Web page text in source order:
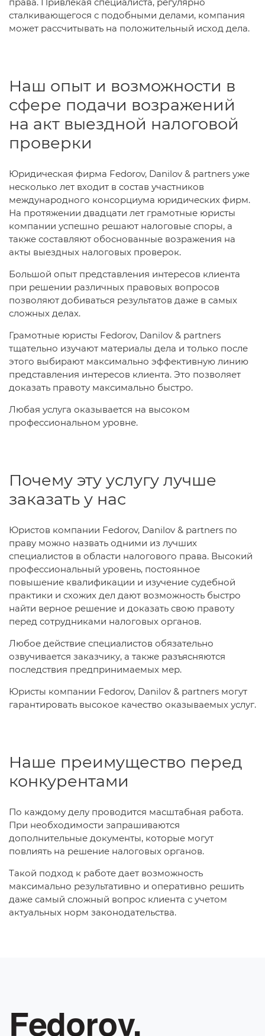
сталкивающегося с подобными делами, компания
может рассчитывать на положительный исход дела.
Наш опыт и возможности в
сфере подачи возражений
на акт выездной налоговой
проверки
Юридическая фирма Fedorov, Danilov & partners уже
несколько лет входит в состав участников
международного консорциума юридических фирм.
На протяжении двадцати лет грамотные юристы
компании успешно решают налоговые споры, а
также составляют обоснованные возражения на
акты выездных налоговых проверок.
Большой опыт представления интересов клиента
при решении различных правовых вопросов
позволяют добиваться результатов даже в самых
сложных делах.
Грамотные юристы Fedorov, Danilov & partners
тщательно изучают материалы дела и только после
этого выбирают максимально эффективную линию
представления интересов клиента. Это позволяет
доказать правоту максимально быстро.
Любая услуга оказывается на высоком
профессиональном уровне.
Почему эту услугу лучше
заказать у нас
Юристов компании Fedorov, Danilov & partners по
праву можно назвать одними из лучших
специалистов в области налогового права. Высокий
профессиональный уровень, постоянное
повышение квалификации и изучение судебной
практики и схожих дел дают возможность быстро
найти верное решение и доказать свою правоту
перед сотрудниками налоговых органов.
Любое действие специалистов обязательно
озвучивается заказчику, а также разъясняются
последствия предпринимаемых мер.
Юристы компании Fedorov, Danilov & partners могут
гарантировать высокое качество оказываемых услуг.
Наше преимущество перед
конкурентами
По каждому делу проводится масштабная работа.
При необходимости запрашиваются
дополнительные документы, которые могут
повлиять на решение налоговых органов.
Такой подход к работе дает возможность
максимально результативно и оперативно решить
даже самый сложный вопрос клиента с учетом
актуальных норм законодательства.